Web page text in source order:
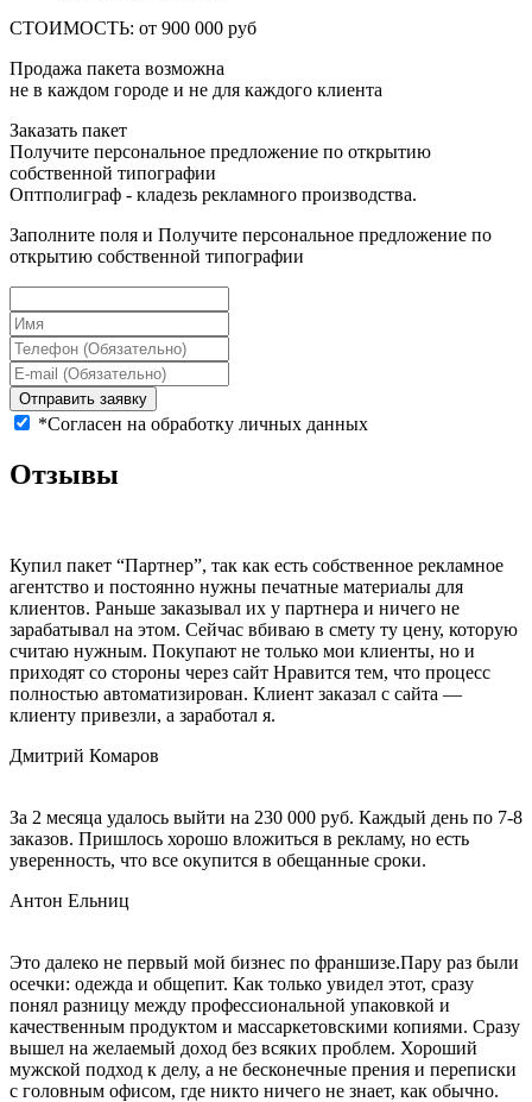
СТОИМОСТЬ: от 900 000 руб
Продажа пакета возможна
не в каждом городе и не для каждого клиента
Заказать пакет
Получите персональное предложение по открытию
собственной типографии
Оптполиграф - кладезь рекламного производства.
Заполните поля и Получите персональное предложение по
открытию собственной типографии
Отправить заявку
*Согласен на обработку личных данных
Отзывы
Купил пакет “Партнер”, так как есть собственное рекламное
агентство и постоянно нужны печатные материалы для
клиентов. Раньше заказывал их у партнера и ничего не
зарабатывал на этом. Сейчас вбиваю в смету ту цену, которую
считаю нужным. Покупают не только мои клиенты, но и
приходят со стороны через сайт Нравится тем, что процесс
полностью автоматизирован. Клиент заказал с сайта —
клиенту привезли, а заработал я.
Дмитрий Комаров
За 2 месяца удалось выйти на 230 000 руб. Каждый день по 7-8
заказов. Пришлось хорошо вложиться в рекламу, но есть
уверенность, что все окупится в обещанные сроки.
Антон Ельниц
Это далеко не первый мой бизнес по франшизе.Пару раз были
осечки: одежда и общепит. Как только увидел этот, сразу
понял разницу между профессиональной упаковкой и
качественным продуктом и массаркетовскими копиями. Сразу
вышел на желаемый доход без всяких проблем. Хороший
мужской подход к делу, а не бесконечные прения и переписки
с головным офисом, где никто ничего не знает, как обычно.